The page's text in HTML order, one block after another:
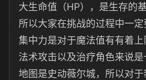
大生命值（HP），是生存的
所以大家在挑战的过程中一
集中力是对于魔法值有有着
法术攻击以及治疗角色来说
地图是史动薇尔城，所以对